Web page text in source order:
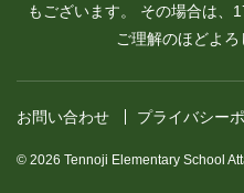
もございます。 その場合は、
ご理解のほどよろ
お問い合わせ プライバシー
© 2026 Tennoji Elementary School